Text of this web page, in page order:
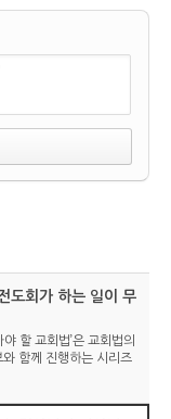
도회가 하는 일이 무
할 교회법’은 교회법의
함께 진행하는 시리즈
글 내용은 기독교보에